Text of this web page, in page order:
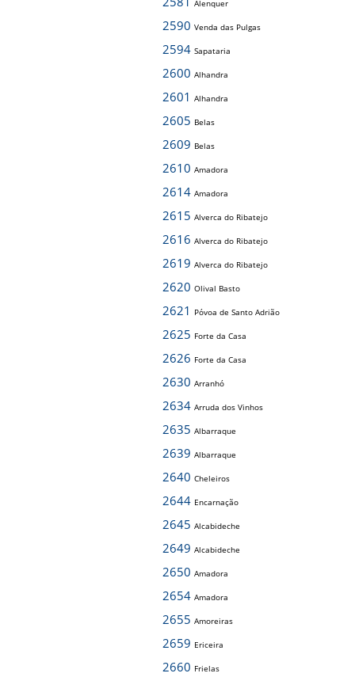
Alenquer
2590 Venda das Pulgas
2594 Sapataria
2600 Alhandra
2601 Alhandra
2605 Belas
2609 Belas
2610 Amadora
2614 Amadora
2615 Alverca do Ribatejo
2616 Alverca do Ribatejo
2619 Alverca do Ribatejo
2620 Olival Basto
2621 Póvoa de Santo Adrião
2625 Forte da Casa
2626 Forte da Casa
2630 Arranhó
2634 Arruda dos Vinhos
2635 Albarraque
2639 Albarraque
2640 Cheleiros
2644 Encarnação
2645 Alcabideche
2649 Alcabideche
2650 Amadora
2654 Amadora
2655 Amoreiras
2659 Ericeira
2660 Frielas